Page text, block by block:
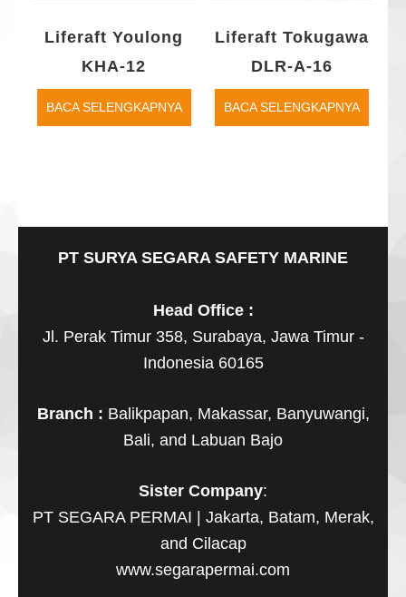
Liferaft Youlong
KHA-12
BACA SELENGKAPNYA
Liferaft Tokugawa
DLR-A-16
BACA SELENGKAPNYA
PT SURYA SEGARA SAFETY MARINE
Head Office :
Jl. Perak Timur 358, Surabaya, Jawa Timur -
Indonesia 60165
Branch : Balikpapan, Makassar, Banyuwangi,
Bali, and Labuan Bajo
Sister Company:
PT SEGARA PERMAI | Jakarta, Batam, Merak,
and Cilacap
www.segarapermai.com